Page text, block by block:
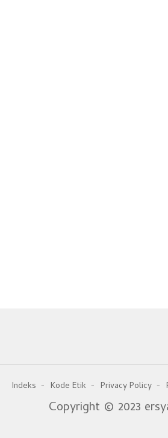
Indeks Kode Etik Privacy Policy
Copyright © 2023